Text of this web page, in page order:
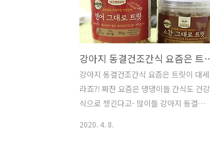
강아지 동결건조
강아지 동결건조간식 요즘은 트릿이 대세
라죠?! 짜잔 요즘은 댕댕이들 간식도 건강
식으로 챙긴다고- 많이들 강아지 동결건
2020. 4. 8.